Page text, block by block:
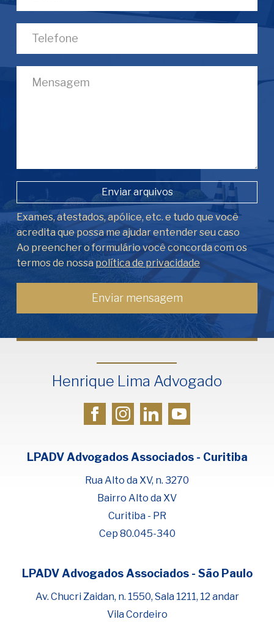
Fale com Henrique Lima
Cadastre-se para começar uma
conversa no WhatsApp
Enviar arquivos
Exames, atestados, apólice, etc. e tudo que você
acredita que possa me ajudar entender seu caso
Ao preencher o formulário você concorda com os
termos de nossa política de privacidade
Henrique Lima Advogado
LPADV Advogados Associados - Curitiba
Rua Alto da XV, n. 3270
Bairro Alto da XV
Curitiba - PR
Cep 80.045-340
LPADV Advogados Associados - São Paulo
Av. Chucri Zaidan, n. 1550, Sala 1211, 12 andar
Vila Cordeiro